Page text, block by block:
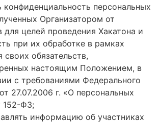
конфиденциальность персональных
Организатором от
для целей проведения Хакатона и
при их обработке в рамках
своих обязательств,
настоящим Положением, в
с требованиями Федерального
27.07.2006 г. «О персональных
ФЗ;
информацию об участниках